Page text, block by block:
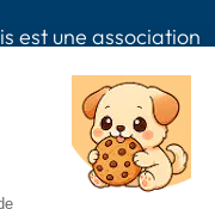
est une association
habilitée à
vie et à émettre
membre de Chiens